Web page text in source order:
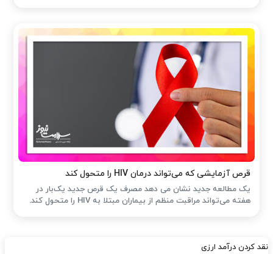
قرص آزمایشی که می‌تواند درمان HIV را متحول کند
یک مطالعه جدید نشان می دهد مصرف یک قرص جدید یک‌بار در
هفته می‌تواند مراقبت منظم از بیماران مبتلا به HIV را متحول کند.
نقد کردن درآمد ارزی